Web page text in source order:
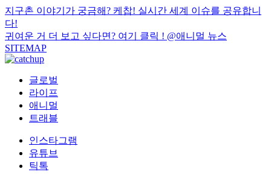
지구촌 이야기가 궁금해? 케찹! 실시간 세계 이슈를 공유합니
다!
귀여운 거 더 보고 싶다면? 여기 클릭 ! @애니멀 뉴스
SITEMAP
글로벌
라이프
애니멀
트래블
인스타그램
유튜브
틱톡